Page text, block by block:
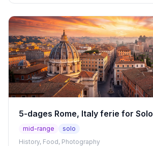
5-dages Rome, Italy ferie for Solo
mid-range
solo
History, Food, Photography